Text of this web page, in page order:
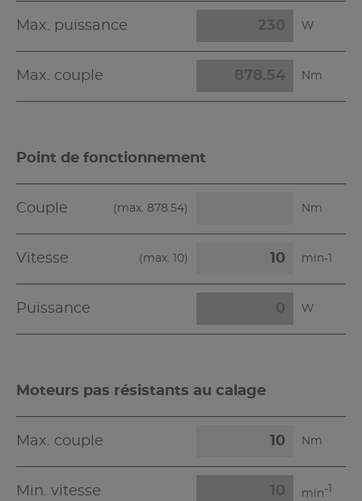
Max. puissance W
Max. couple Nm
Point de fonctionnement
Couple (max. 878.54) Nm
Vitesse (max. 10) min-1
Puissance W
Moteurs pas résistants au calage
Max. couple Nm
Min. vitesse min-1